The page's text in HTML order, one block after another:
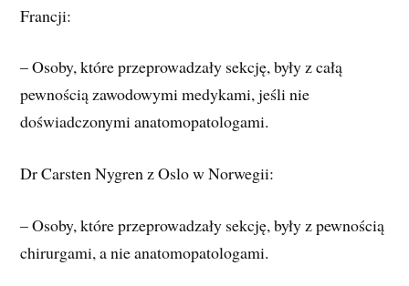
Francji:
– Osoby, które przeprowadzały sekcję, były z całą
pewnością zawodowymi medykami, jeśli nie
doświadczonymi anatomopatologami.
Dr Carsten Nygren z Oslo w Norwegii:
– Osoby, które przeprowadzały sekcję, były z pewnością
chirurgami, a nie anatomopatologami.